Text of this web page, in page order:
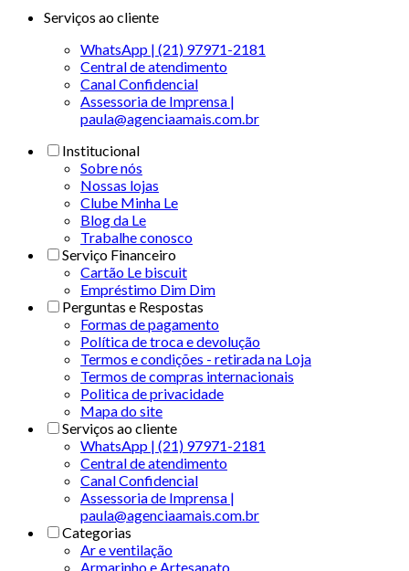
Serviços ao cliente
WhatsApp | (21) 97971-2181
Central de atendimento
Canal Confidencial
Assessoria de Imprensa |
paula@agenciaamais.com.br
Institucional
Sobre nós
Nossas lojas
Clube Minha Le
Blog da Le
Trabalhe conosco
Serviço Financeiro
Cartão Le biscuit
Empréstimo Dim Dim
Perguntas e Respostas
Formas de pagamento
Política de troca e devolução
Termos e condições - retirada na Loja
Termos de compras internacionais
Politica de privacidade
Mapa do site
Serviços ao cliente
WhatsApp | (21) 97971-2181
Central de atendimento
Canal Confidencial
Assessoria de Imprensa |
paula@agenciaamais.com.br
Categorias
Ar e ventilação
Armarinho e Artesanato